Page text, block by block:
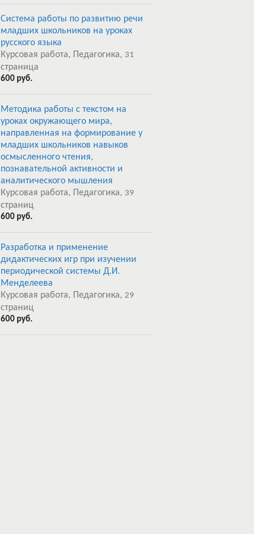
Система работы по развитию речи
младших школьников на уроках
русского языка
Курсовая работа, Педагогика, 31
страница
600 руб.
Методика работы с текстом на
уроках окружающего мира,
направленная на формирование у
младших школьников навыков
осмысленного чтения,
познавательной активности и
аналитического мышления
Курсовая работа, Педагогика, 39
страниц
600 руб.
Разработка и применение
дидактических игр при изучении
периодической системы Д.И.
Менделеева
Курсовая работа, Педагогика, 29
страниц
600 руб.